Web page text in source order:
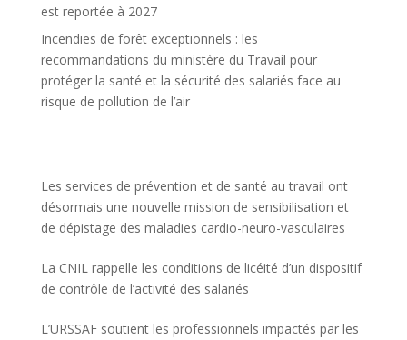
est reportée à 2027
Incendies de forêt exceptionnels : les
recommandations du ministère du Travail pour
protéger la santé et la sécurité des salariés face au
risque de pollution de l’air
Les services de prévention et de santé au travail ont
désormais une nouvelle mission de sensibilisation et
de dépistage des maladies cardio-neuro-vasculaires
La CNIL rappelle les conditions de licéité d’un dispositif
de contrôle de l’activité des salariés
L’URSSAF soutient les professionnels impactés par les